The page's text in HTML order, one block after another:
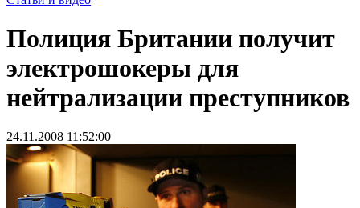
Полиция Британии получит
электрошокеры для
нейтрализации преступников
24.11.2008 11:52:00